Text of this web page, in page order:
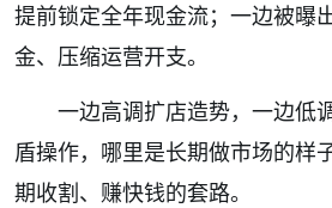
提前锁定全年现金流；一边被曝
金、压缩运营开支。
一边高调扩店造势，一边低
盾操作，哪里是长期做市场的样
期收割、赚快钱的套路。